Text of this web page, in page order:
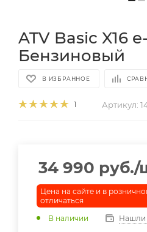
ATV Basic X16
Бензиновый
В ИЗБРАННОЕ
1 Артикул:
34 990 руб./
Цена на сайте и в
отличаться
В наличии
Нашли